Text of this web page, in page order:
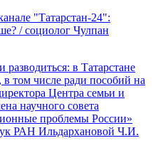
"Татарстан-24":
/ социолог Чулпан
в Татарстане
в том числе ради пособий на
Центра семьи и
научного совета
проблемы России»
РАН Ильдархановой Ч.И.